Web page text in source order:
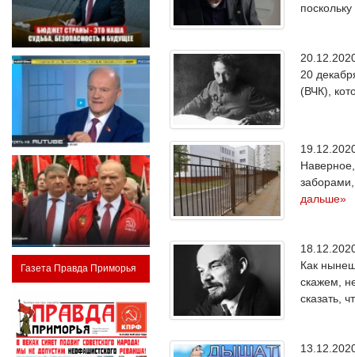
Газета Правда Приморья
20
(ВЧК),
дальше»
Как
скажем,
сказать,